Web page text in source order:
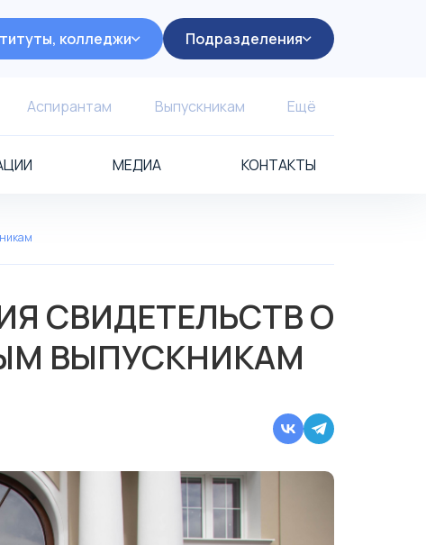
колледжи Подразделения
Аспирантам Выпускникам Ещё
МЕДИА КОНТАКТЫ
СВИДЕТЕЛЬСТВ О
ВЫПУСКНИКАМ